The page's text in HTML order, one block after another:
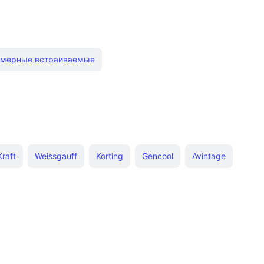
встраиваемые
Weissgauff Korting Gencool Avintage